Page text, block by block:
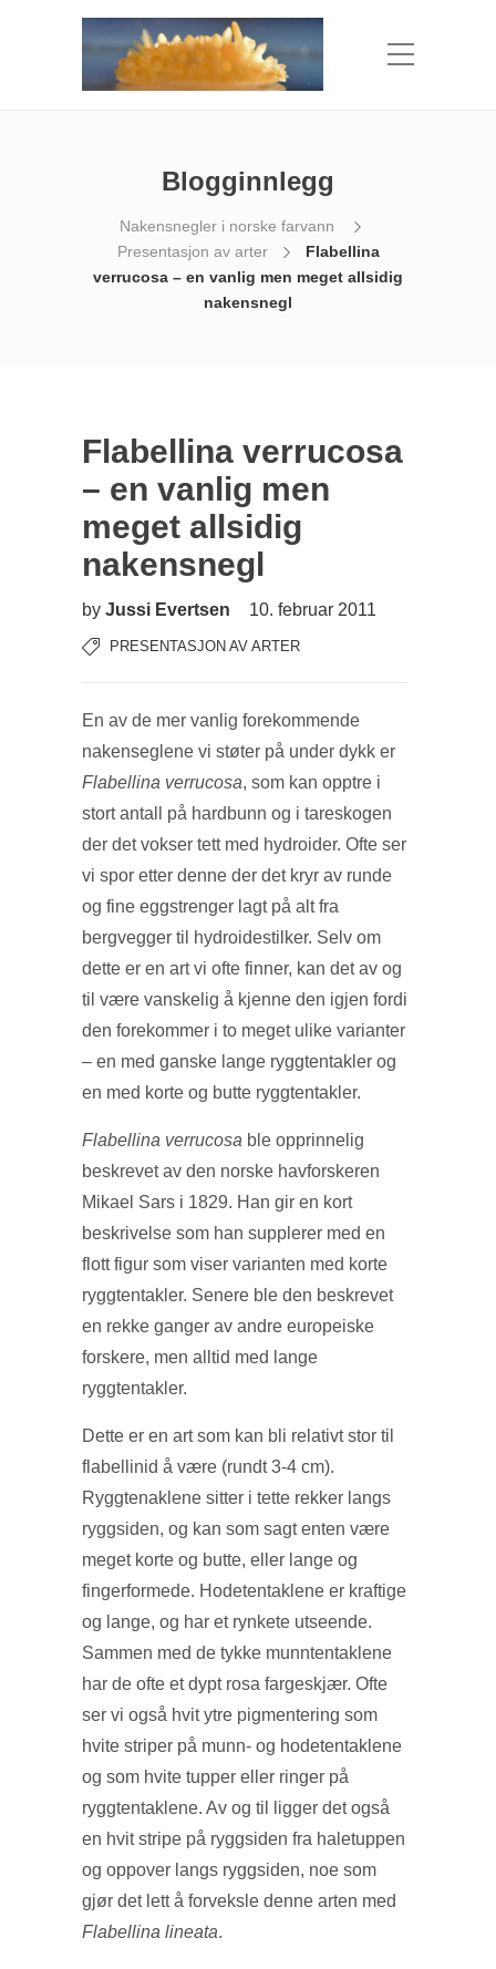
Blogginnlegg
Nakensnegler i norske farvann
Presentasjon av arter
Flabellina
verrucosa – en vanlig men meget allsidig
nakensnegl
Flabellina verrucosa
– en vanlig men
meget allsidig
nakensnegl
by Jussi Evertsen 10. februar 2011
PRESENTASJON AV ARTER
En av de mer vanlig forekommende
nakenseglene vi støter på under dykk er
Flabellina verrucosa, som kan opptre i
stort antall på hardbunn og i tareskogen
der det vokser tett med hydroider. Ofte ser
vi spor etter denne der det kryr av runde
og fine eggstrenger lagt på alt fra
bergvegger til hydroidestilker. Selv om
dette er en art vi ofte finner, kan det av og
til være vanskelig å kjenne den igjen fordi
den forekommer i to meget ulike varianter
– en med ganske lange ryggtentakler og
en med korte og butte ryggtentakler.
Flabellina verrucosa ble opprinnelig
beskrevet av den norske havforskeren
Mikael Sars i 1829. Han gir en kort
beskrivelse som han supplerer med en
flott figur som viser varianten med korte
ryggtentakler. Senere ble den beskrevet
en rekke ganger av andre europeiske
forskere, men alltid med lange
ryggtentakler.
Dette er en art som kan bli relativt stor til
flabellinid å være (rundt 3-4 cm).
Ryggtenaklene sitter i tette rekker langs
ryggsiden, og kan som sagt enten være
meget korte og butte, eller lange og
fingerformede. Hodetentaklene er kraftige
og lange, og har et rynkete utseende.
Sammen med de tykke munntentaklene
har de ofte et dypt rosa fargeskjær. Ofte
ser vi også hvit ytre pigmentering som
hvite striper på munn- og hodetentaklene
og som hvite tupper eller ringer på
ryggtentaklene. Av og til ligger det også
en hvit stripe på ryggsiden fra haletuppen
og oppover langs ryggsiden, noe som
gjør det lett å forveksle denne arten med
Flabellina lineata.